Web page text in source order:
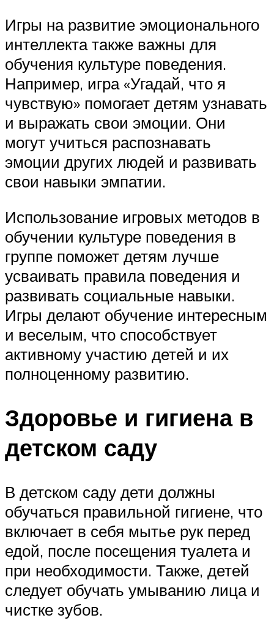
Игры на развитие эмоционального
интеллекта также важны для
обучения культуре поведения.
Например, игра «Угадай, что я
чувствую» помогает детям узнавать
и выражать свои эмоции. Они
могут учиться распознавать
эмоции других людей и развивать
свои навыки эмпатии.
Использование игровых методов в
обучении культуре поведения в
группе поможет детям лучше
усваивать правила поведения и
развивать социальные навыки.
Игры делают обучение интересным
и веселым, что способствует
активному участию детей и их
полноценному развитию.
Здоровье и гигиена в
детском саду
В детском саду дети должны
обучаться правильной гигиене, что
включает в себя мытье рук перед
едой, после посещения туалета и
при необходимости. Также, детей
следует обучать умыванию лица и
чистке зубов.